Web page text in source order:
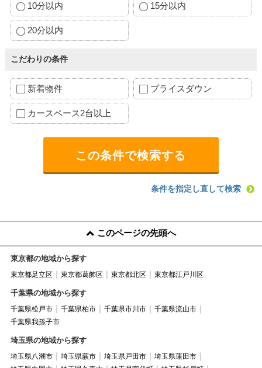
10分以内 15分以内
20分以内
こだわりの条件
新着物件 プライスダウン
カースペース2台以上
条件を指定し直して検索
このページの先頭へ
東京都の地域から探す
東京都足立区 東京都葛飾区 東京都北区 東京都江戸川区
千葉県の地域から探す
千葉県松戸市 千葉県柏市 千葉県市川市
千葉県流山市
千葉県我孫子市
埼玉県の地域から探す
埼玉県八潮市 埼玉県蕨市 埼玉県戸田市
埼玉県蓮田市